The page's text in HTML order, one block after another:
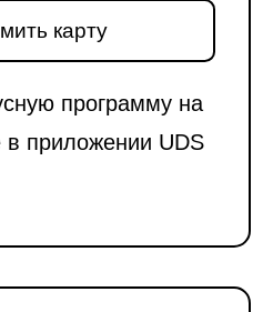
карту
программу на
в приложении UDS